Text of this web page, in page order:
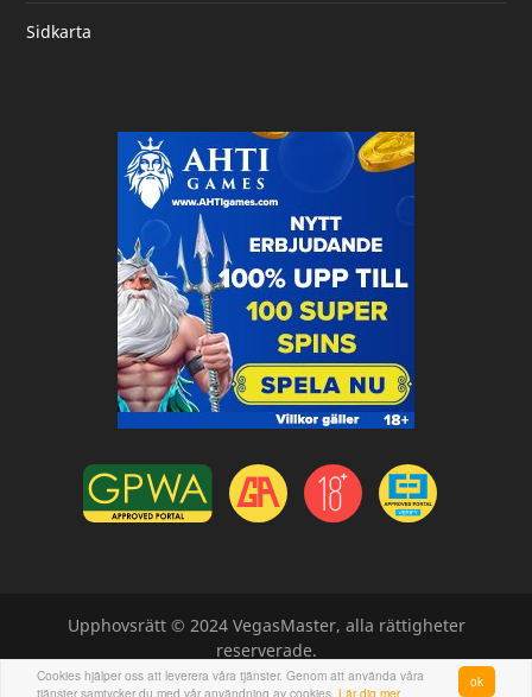
ok
Cookies hjälper oss att leverera våra tjänster. Genom att använda våra
tjänster samtycker du med vår användning av cookies. Lär dig mer
Sidkarta
Upphovsrätt © 2024 VegasMaster, alla rättigheter
reserverade.